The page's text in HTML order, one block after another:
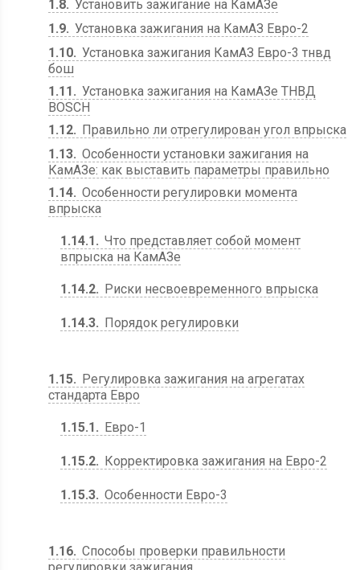
1.8 Установить зажигание на КамАЗе
1.9 Установка зажигания на КамАЗ Евро-2
1.10 Установка зажигания КамАЗ Евро-3 тнвд
бош
1.11
Установка зажигания на КамАЗе ТНВД
BOSCH
1.12
Правильно ли отрегулирован угол впрыска
1.13 Особенности установки зажигания на
КамАЗе: как выставить параметры правильно
1.14 Особенности регулировки момента
впрыска
1.14.1
Что представляет собой момент
впрыска на КамАЗе
1.14.2 Риски несвоевременного впрыска
1.14.3 Порядок регулировки
1.15
Регулировка зажигания на агрегатах
стандарта Евро
1.15.1 Евро-1
1.15.2 Корректировка зажигания на Евро-2
1.15.3 Особенности Евро-3
1.16 Способы проверки правильности